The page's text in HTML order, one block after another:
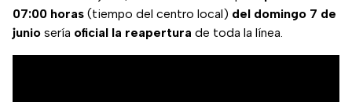
07:00 horas (tiempo del centro local) del domingo 7 de
junio sería oficial la reapertura de toda la línea.